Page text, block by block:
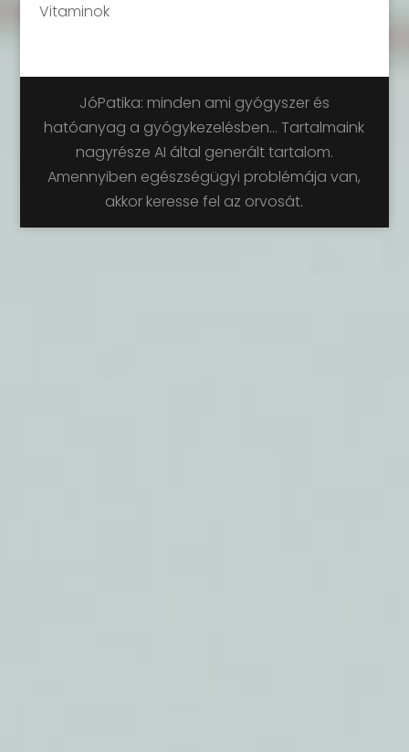
Vitaminok
JóPatika: minden ami gyógyszer és
hatóanyag a gyógykezelésben... Tartalmaink
nagyrésze AI által generált tartalom.
Amennyiben egészségügyi problémája van,
akkor keresse fel az orvosát.